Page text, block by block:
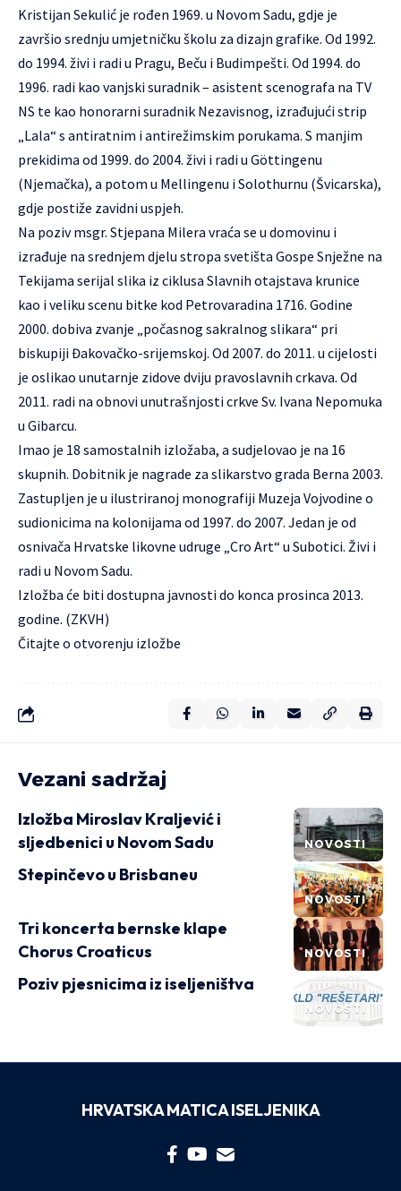
Kristijan Sekulić je rođen 1969. u Novom Sadu, gdje je
završio srednju umjetničku školu za dizajn grafike. Od 1992.
do 1994. živi i radi u Pragu, Beču i Budimpešti. Od 1994. do
1996. radi kao vanjski suradnik – asistent scenografa na TV
NS te kao honorarni suradnik Nezavisnog, izrađujući strip
„Lala“ s antiratnim i antirežimskim porukama. S manjim
prekidima od 1999. do 2004. živi i radi u Göttingenu
(Njemačka), a potom u Mellingenu i Solothurnu (Švicarska),
gdje postiže zavidni uspjeh.
Na poziv msgr. Stjepana Milera vraća se u domovinu i
izrađuje na srednjem djelu stropa svetišta Gospe Snježne na
Tekijama serijal slika iz ciklusa Slavnih otajstava krunice
kao i veliku scenu bitke kod Petrovaradina 1716. Godine
2000. dobiva zvanje „počasnog sakralnog slikara“ pri
biskupiji Đakovačko-srijemskoj. Od 2007. do 2011. u cijelosti
je oslikao unutarnje zidove dviju pravoslavnih crkava. Od
2011. radi na obnovi unutrašnjosti crkve Sv. Ivana Nepomuka
u Gibarcu.
Imao je 18 samostalnih izložaba, a sudjelovao je na 16
skupnih. Dobitnik je nagrade za slikarstvo grada Berna 2003.
Zastupljen je u ilustriranoj monografiji Muzeja Vojvodine o
sudionicima na kolonijama od 1997. do 2007. Jedan je od
osnivača Hrvatske likovne udruge „Cro Art“ u Subotici. Živi i
radi u Novom Sadu.
Izložba će biti dostupna javnosti do konca prosinca 2013.
godine. (ZKVH)
Čitajte o otvorenju izložbe
Vezani sadržaj
NOVOSTI
Izložba Miroslav Kraljević i
sljedbenici u Novom Sadu
NOVOSTI
Stepinčevo u Brisbaneu
NOVOSTI
Tri koncerta bernske klape
Chorus Croaticus
NOVOSTI
Poziv pjesnicima iz iseljeništva
HRVATSKA MATICA ISELJENIKA